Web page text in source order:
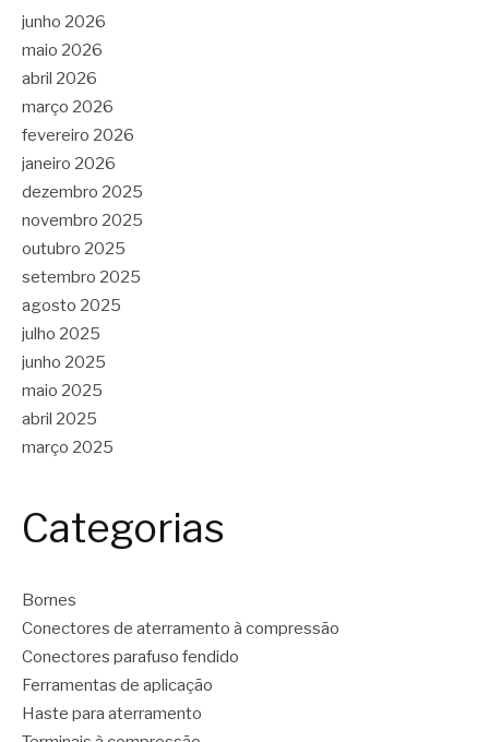
junho 2026
maio 2026
abril 2026
março 2026
fevereiro 2026
janeiro 2026
dezembro 2025
novembro 2025
outubro 2025
setembro 2025
agosto 2025
julho 2025
junho 2025
maio 2025
abril 2025
março 2025
Categorias
Bornes
Conectores de aterramento à compressão
Conectores parafuso fendido
Ferramentas de aplicação
Haste para aterramento